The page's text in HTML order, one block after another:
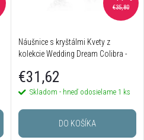
€35,80
Náušnice s kryštálmi Kvety z
kolekcie Wedding Dream Colibra -
€31,62
Skladom - hneď odosielame 1 ks
DO KOŠÍKA